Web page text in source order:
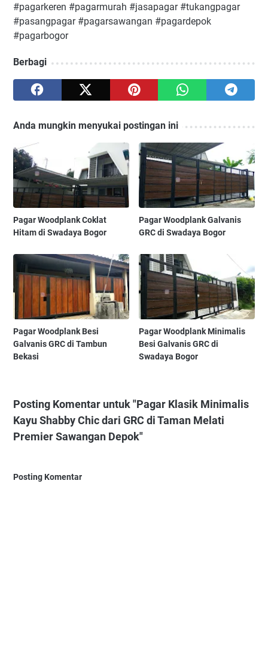
#pagarkeren #pagarmurah #jasapagar #tukangpagar
#pasangpagar #pagarsawangan #pagardepok
#pagarbogor
Berbagi
Anda mungkin menyukai postingan ini
Pagar Woodplank Coklat
Hitam di Swadaya Bogor
Pagar Woodplank Galvanis
GRC di Swadaya Bogor
Pagar Woodplank Besi
Galvanis GRC di Tambun
Bekasi
Pagar Woodplank Minimalis
Besi Galvanis GRC di
Swadaya Bogor
Posting Komentar untuk "Pagar Klasik Minimalis
Kayu Shabby Chic dari GRC di Taman Melati
Premier Sawangan Depok"
Posting Komentar